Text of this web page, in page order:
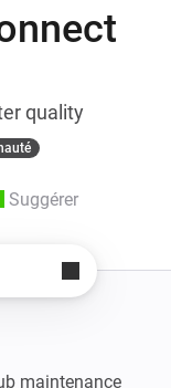
quality
Suggérer
maintenance